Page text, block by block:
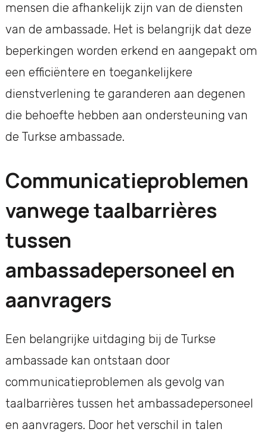
mensen die afhankelijk zijn van de diensten
van de ambassade. Het is belangrijk dat deze
beperkingen worden erkend en aangepakt om
een efficiëntere en toegankelijkere
dienstverlening te garanderen aan degenen
die behoefte hebben aan ondersteuning van
de Turkse ambassade.
Communicatieproblemen
vanwege taalbarrières
tussen
ambassadepersoneel en
aanvragers
Een belangrijke uitdaging bij de Turkse
ambassade kan ontstaan door
communicatieproblemen als gevolg van
taalbarrières tussen het ambassadepersoneel
en aanvragers. Door het verschil in talen